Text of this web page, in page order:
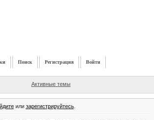
Поиск Регистрация Войти
Активные темы
или зарегистрируйтесь.